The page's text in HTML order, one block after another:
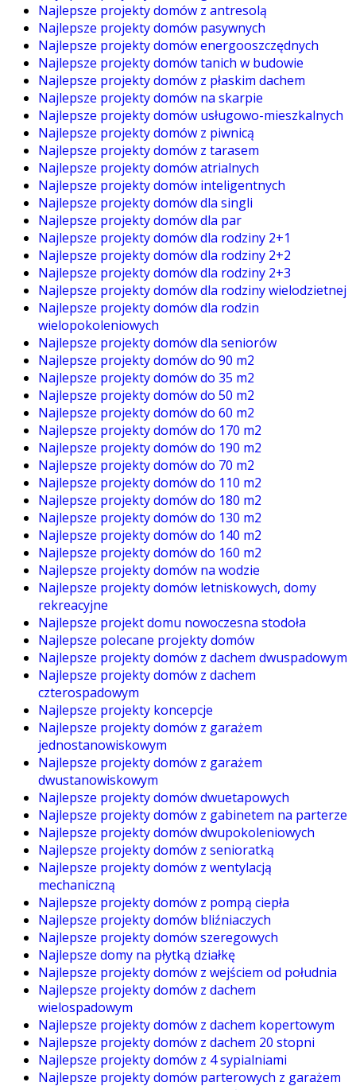
Najlepsze projekty domów z antresolą
Najlepsze projekty domów pasywnych
Najlepsze projekty domów energooszczędnych
Najlepsze projekty domów tanich w budowie
Najlepsze projekty domów z płaskim dachem
Najlepsze projekty domów na skarpie
Najlepsze projekty domów usługowo-mieszkalnych
Najlepsze projekty domów z piwnicą
Najlepsze projekty domów z tarasem
Najlepsze projekty domów atrialnych
Najlepsze projekty domów inteligentnych
Najlepsze projekty domów dla singli
Najlepsze projekty domów dla par
Najlepsze projekty domów dla rodziny 2+1
Najlepsze projekty domów dla rodziny 2+2
Najlepsze projekty domów dla rodziny 2+3
Najlepsze projekty domów dla rodziny wielodzietnej
Najlepsze projekty domów dla rodzin
wielopokoleniowych
Najlepsze projekty domów dla seniorów
Najlepsze projekty domów do 90 m2
Najlepsze projekty domów do 35 m2
Najlepsze projekty domów do 50 m2
Najlepsze projekty domów do 60 m2
Najlepsze projekty domów do 170 m2
Najlepsze projekty domów do 190 m2
Najlepsze projekty domów do 70 m2
Najlepsze projekty domów do 110 m2
Najlepsze projekty domów do 180 m2
Najlepsze projekty domów do 130 m2
Najlepsze projekty domów do 140 m2
Najlepsze projekty domów do 160 m2
Najlepsze projekty domów na wodzie
Najlepsze projekty domów letniskowych, domy
rekreacyjne
Najlepsze projekt domu nowoczesna stodoła
Najlepsze polecane projekty domów
Najlepsze projekty domów z dachem dwuspadowym
Najlepsze projekty domów z dachem
czterospadowym
Najlepsze projekty koncepcje
Najlepsze projekty domów z garażem
jednostanowiskowym
Najlepsze projekty domów z garażem
dwustanowiskowym
Najlepsze projekty domów dwuetapowych
Najlepsze projekty domów z gabinetem na parterze
Najlepsze projekty domów dwupokoleniowych
Najlepsze projekty domów z senioratką
Najlepsze projekty domów z wentylacją
mechaniczną
Najlepsze projekty domów z pompą ciepła
Najlepsze projekty domów bliźniaczych
Najlepsze projekty domów szeregowych
Najlepsze domy na płytką działkę
Najlepsze projekty domów z wejściem od południa
Najlepsze projekty domów z dachem
wielospadowym
Najlepsze projekty domów z dachem kopertowym
Najlepsze projekty domów z dachem 20 stopni
Najlepsze projekty domów z 4 sypialniami
Najlepsze projekty domów parterowych z garażem